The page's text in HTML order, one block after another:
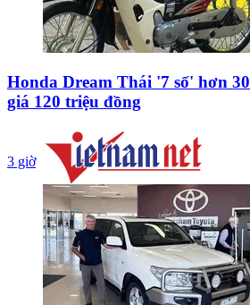
Honda Dream Thái '7 số' hơn
giá 120 triệu đồng
3 giờ